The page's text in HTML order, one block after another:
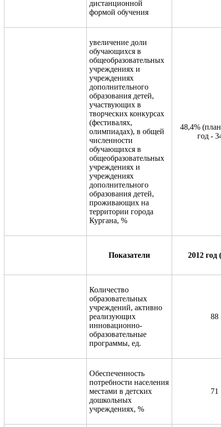
дистанционной
формой обучения
увеличение доли
обучающихся в
общеобразовательных
учреждениях и
учреждениях
дополнительного
образования детей,
участвующих в
творческих конкурсах
(фестивалях,
олимпиадах), в общей
численности
обучающихся в
общеобразовательных
учреждениях и
учреждениях
дополнительного
образования детей,
проживающих на
территории города
Кургана, %
48,4%
год -
Показатели 2012 год
Количество
образовательных
учреждений, активно
реализующих
инновационно-
образовательные
программы, ед.
88
Обеспеченность
потребности населения
местами в детских
дошкольных
учреждениях, %
71